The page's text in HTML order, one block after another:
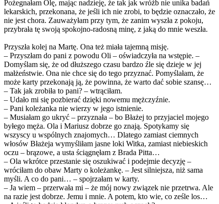
Pożegnałam Olę, mając nadzieję, że tak jak wróżb nie unika badań
lekarskich, przekonana, że jeśli ich nie zrobi, to będzie oznaczało, że
nie jest chora. Zauważyłam przy tym, że zanim wyszła z pokoju,
przybrała tę swoją spokojno-radosną minę, z jaką do mnie weszła.
Przyszła kolej na Martę. Ona też miała tajemną misję.
– Przyszłam do pani z powodu Oli – oświadczyła na wstępie. –
Domyślam się, że od dłuższego czasu bardzo źle się dzieje w jej
małżeństwie. Ona nie chce się do tego przyznać. Pomyślałam, że
może karty przekonają ją, że powinna, że warto dać sobie szansę…
– Tak jak zrobiła to pani? – wtrąciłam.
– Udało mi się pozbierać dzięki nowemu mężczyźnie.
– Pani koleżanka nie wierzy w jego istnienie.
– Musiałam go ukryć – przyznała – bo Błażej to przyjaciel mojego
byłego męża. Ola i Mariusz dobrze go znają. Spotykamy się
wszyscy u wspólnych znajomych… Dlatego zamiast ciemnych
włosów Błażeja wymyśliłam jasne loki Witka, zamiast niebieskich
oczu – brązowe, a usta ściągnęłam z Brada Pitta…
– Ola wkrótce przestanie się oszukiwać i podejmie decyzję –
wróciłam do obaw Marty o koleżankę. – Jest silniejsza, niż sama
myśli. A co do pani… – spojrzałam w karty.
– Ja wiem – przerwała mi – że mój nowy związek nie przetrwa. Ale
na razie jest dobrze. Jemu i mnie. A potem, kto wie, co ześle los…